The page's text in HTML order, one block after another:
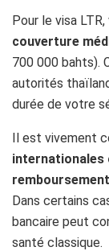
Pour le visa
couverture
700 000 bahts).
autorités
durée de votre
Il est vivement
internationales
Dans certains
bancaire peut
santé classique.